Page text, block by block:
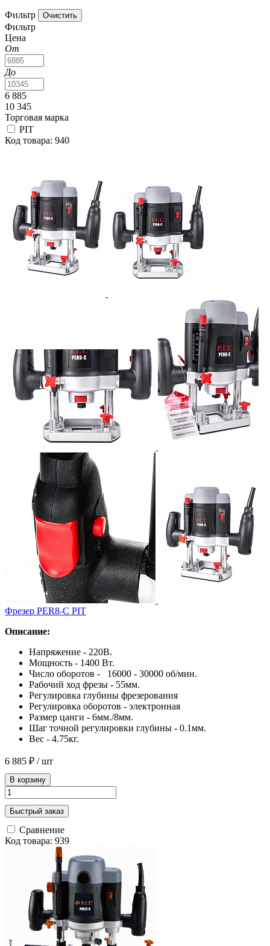
Фильтр
Фильтр
Цена
От
До
6 885
10 345
Торговая марка
PIT
Код товара: 940
Фрезер PER8-C PIT
Описание:
Напряжение - 220В.
Мощность - 1400 Bт.
Число оборотов - 16000 - 30000 об/мин.
Рабочий ход фрезы - 55мм.
Регулировка глубины фрезерования
Регулировка оборотов - электронная
Размер цанги - 6мм./8мм.
Шаг точной регулировки глубины - 0.1мм.
Вес - 4.75кг.
6 885 ₽ / шт
В корзину
Быстрый заказ
Сравнение
Код товара: 939